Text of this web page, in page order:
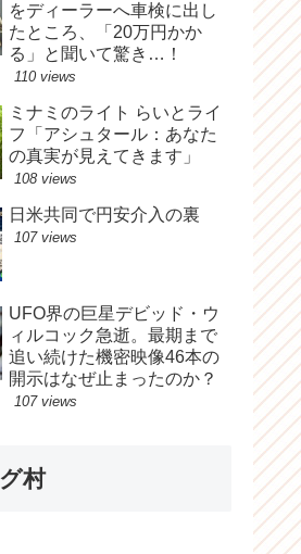
をディーラーへ車検に出し
たところ、「20万円かか
る」と聞いて驚き…！
110 views
ミナミのライト らいとライ
フ「アシュタール：あなた
の真実が見えてきます」
108 views
日米共同で円安介入の裏
107 views
UFO界の巨星デビッド・ウ
ィルコック急逝。最期まで
追い続けた機密映像46本の
開示はなぜ止まったのか？
107 views
村